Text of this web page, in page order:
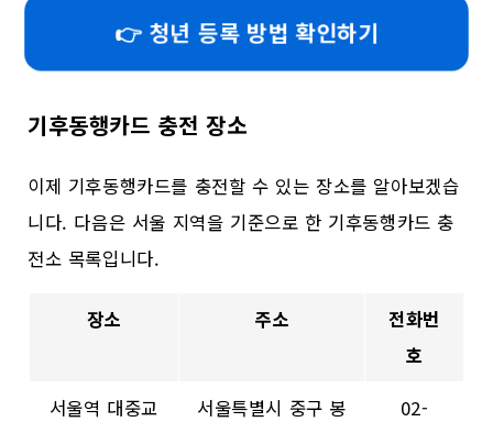
👉 청년 등록 방법 확인하기
기후동행카드 충전 장소
이제 기후동행카드를 충전할 수 있는 장소를 알아보겠습
니다. 다음은 서울 지역을 기준으로 한 기후동행카드 충
전소 목록입니다.
장소 주소
전화번
호
서울역 대중교
서울특별시 중구 봉
02-